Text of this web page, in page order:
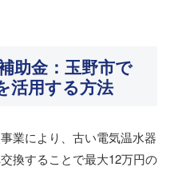
助金：玉野市で
活用する方法
業により、古い電気温水器
換することで最大12万円の